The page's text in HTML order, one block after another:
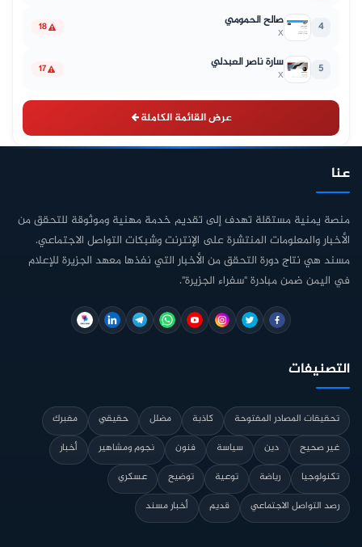
4 صالح الحمومي
X
18
5 سارة ناصر العبدلي
X
17
عرض القائمة الكاملة
عنا
منصة يمنية مستقلة تهدف إلى تقديم خدمة مهنية وموثوقة للتحقق من
الأخبار والمعلومات المنتشرة على الإنترنت وشبكات التواصل الاجتماعي.
مسند هي نتاج دورة التحقق من الأخبار التي نفذها معهد الجزيرة للإعلام
في اليمن ضمن مبادرة "سفراء الجزيرة".
التصنيفات
تحقيقات المصادر المفتوحة كاذبة مضلل حقيقي
مفبرك
غير صحيح
دين سياسة فنون نجوم ومشاهير
أخبار
تكنولوجيا
رياضة توعية توضيح
عسكري
رصد التواصل الاجتماعي
قديم أخبار مسند